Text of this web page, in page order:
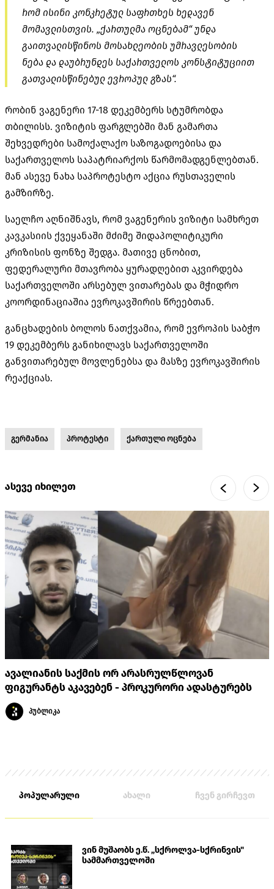
რომ ისინი კონკრეტულ საფრთხეს ხედავენ
მომავლისთვის. „ქართულმა ოცნებამ“ უნდა
გაითვალისწინოს მოსახლეობის უმრავლესობის
ნება და დაუბრუნდეს საქართველოს კონსტიტუციით
გათვალისწინებულ ევროპულ გზას“.
რობინ ვაგენერი 17-18 დეკემბერს სტუმრობდა
თბილისს. ვიზიტის ფარგლებში მან გამართა
შეხვედრები სამოქალაქო საზოგადოებისა და
საქართველოს საპატრიარქოს წარმომადგენლებთან.
მან ასევე ნახა საპროტესტო აქცია რუსთაველის
გამზირზე.
საელჩო აღნიშნავს, რომ ვაგენერის ვიზიტი სამხრეთ
კავკასიის ქვეყანაში მძიმე შიდაპოლიტიკური
კრიზისის ფონზე შედგა. მათივე ცნობით,
ფედერალური მთავრობა ყურადღებით აკვირდება
საქართველოში არსებულ ვითარებას და მჭიდრო
კოორდინაციაშია ევროკავშირის წრეებთან.
განცხადების ბოლოს ნათქვამია, რომ ევროპის საბჭო
19 დეკემბერს განიხილავს საქართველოში
განვითარებულ მოვლენებსა და მასზე ევროკავშირის
რეაქციას.
გერმანია პროტესტი ქართული ოცნება
ასევე იხილეთ
ავალიანის საქმის ორ არასრულწლოვან
ფიგურანტს აკავებენ - პროკურორი ადასტურებს
პუბლიკა
პოპულარული ახალი ჩვენ გირჩევთ
ვინ მუშაობს ე.წ. „სქროლვა-სქრინვის"
სამმართველოში